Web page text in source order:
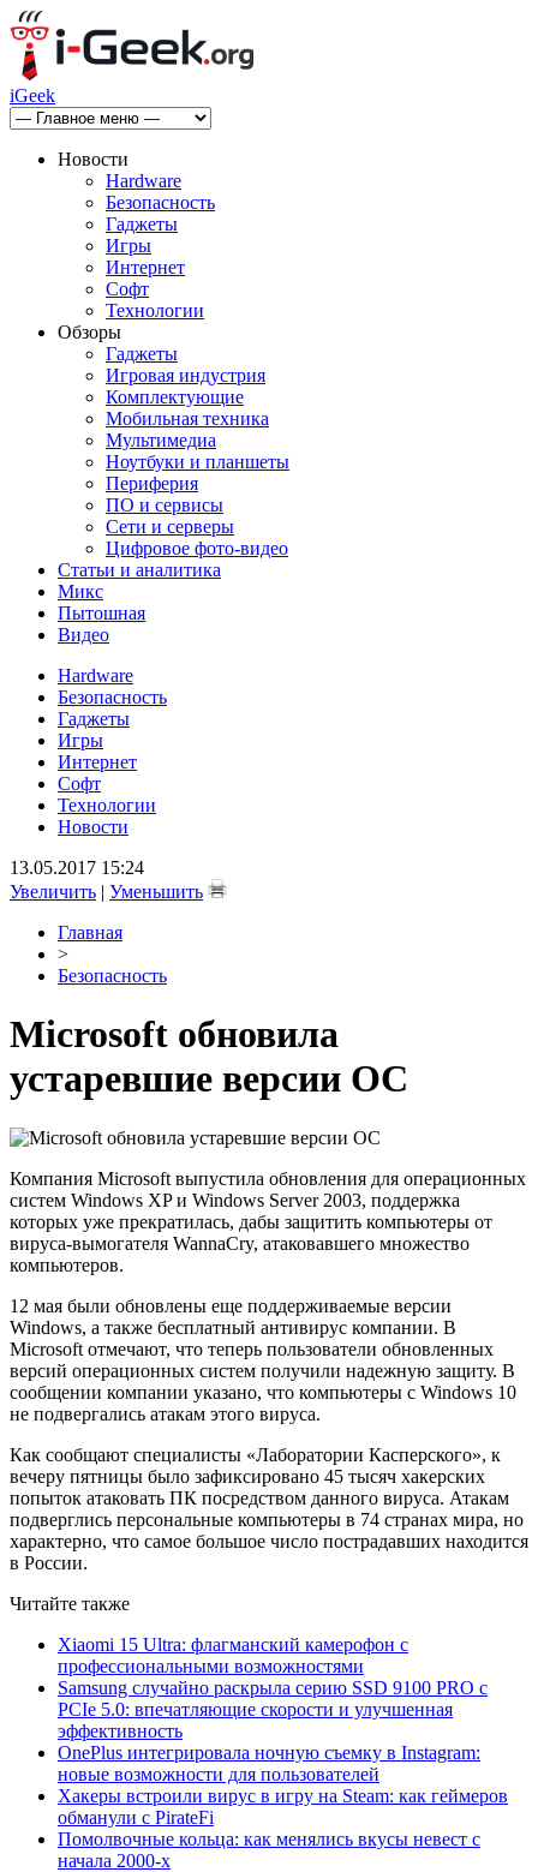
iGeek
Новости
Hardware
Безопасность
Гаджеты
Игры
Интернет
Софт
Технологии
Обзоры
Гаджеты
Игровая индустрия
Комплектующие
Мобильная техника
Мультимедиа
Ноутбуки и планшеты
Периферия
ПО и сервисы
Сети и серверы
Цифровое фото-видео
Статьи и аналитика
Микс
Пытошная
Видео
Hardware
Безопасность
Гаджеты
Игры
Интернет
Софт
Технологии
Новости
13.05.2017 15:24
Увеличить | Уменьшить
Главная
>
Безопасность
Microsoft обновила
устаревшие версии ОС
Компания Microsoft выпустила обновления для операционных
систем Windows XP и Windows Server 2003, поддержка
которых уже прекратилась, дабы защитить компьютеры от
вируса-вымогателя WannaCry, атаковавшего множество
компьютеров.
12 мая были обновлены еще поддерживаемые версии
Windows, а также бесплатный антивирус компании. В
Microsoft отмечают, что теперь пользователи обновленных
версий операционных систем получили надежную защиту. В
сообщении компании указано, что компьютеры с Windows 10
не подвергались атакам этого вируса.
Как сообщают специалисты «Лаборатории Касперского», к
вечеру пятницы было зафиксировано 45 тысяч хакерских
попыток атаковать ПК посредством данного вируса. Атакам
подверглись персональные компьютеры в 74 странах мира, но
характерно, что самое большое число пострадавших находится
в России.
Читайте также
Xiaomi 15 Ultra: флагманский камерофон с
профессиональными возможностями
Samsung случайно раскрыла серию SSD 9100 PRO с
PCIe 5.0: впечатляющие скорости и улучшенная
эффективность
OnePlus интегрировала ночную съемку в Instagram:
новые возможности для пользователей
Хакеры встроили вирус в игру на Steam: как геймеров
обманули с PirateFi
Помолвочные кольца: как менялись вкусы невест с
начала 2000-х